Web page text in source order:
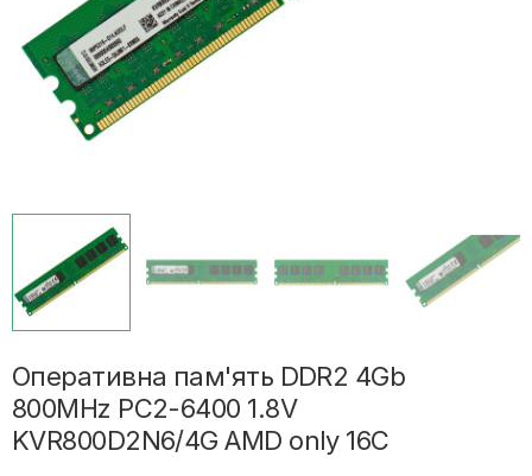
Оперативна пам'ять DDR2 4Gb
800MHz PC2-6400 1.8V
KVR800D2N6/4G AMD only 16C